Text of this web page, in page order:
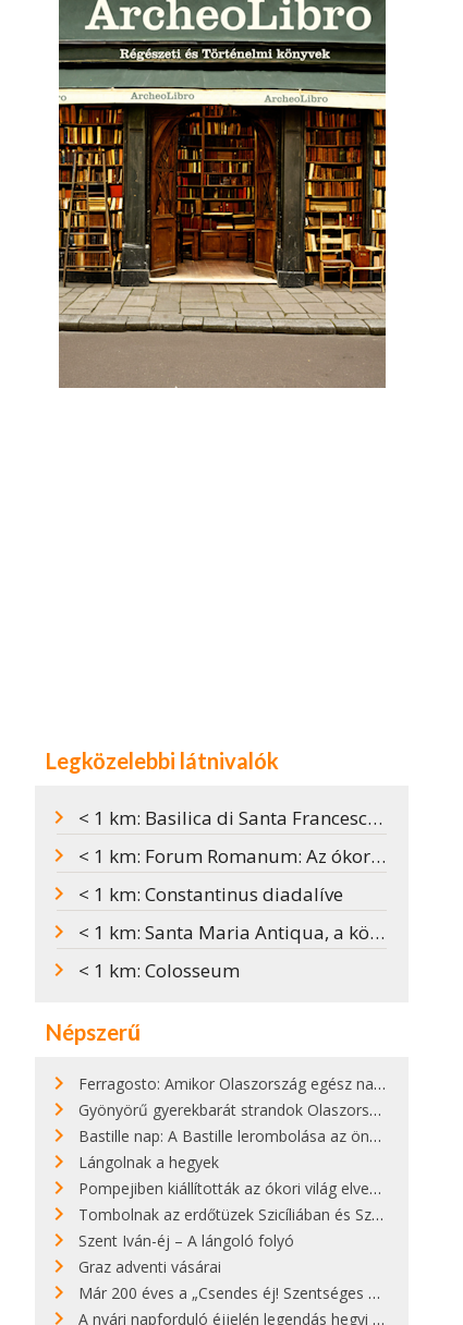
Legközelebbi látnivalók
< 1 km: Basilica di Santa Francesca Romana
< 1 km: Forum Romanum: Az ókori Róma szíve
< 1 km: Constantinus diadalíve
< 1 km: Santa Maria Antiqua, a középkor Sixtus-kápolnája
< 1 km: Colosseum
Népszerű
Ferragosto: Amikor Olaszország egész nap nyaral
Gyönyörű gyerekbarát strandok Olaszországban - megmutatjuk a 15 legjobbat
Bastille nap: A Bastille lerombolása az önkényuralom végét jelentette
Lángolnak a hegyek
Pompejiben kiállították az ókori világ elveszett híres szobrának másolatát
Tombolnak az erdőtüzek Szicíliában és Szardínián
Szent Iván-éj – A lángoló folyó
Graz adventi vásárai
Már 200 éves a „Csendes éj! Szentséges éj!”
A nyári napforduló éjjelén legendás hegyi tüzek világítják meg Zugspitzét